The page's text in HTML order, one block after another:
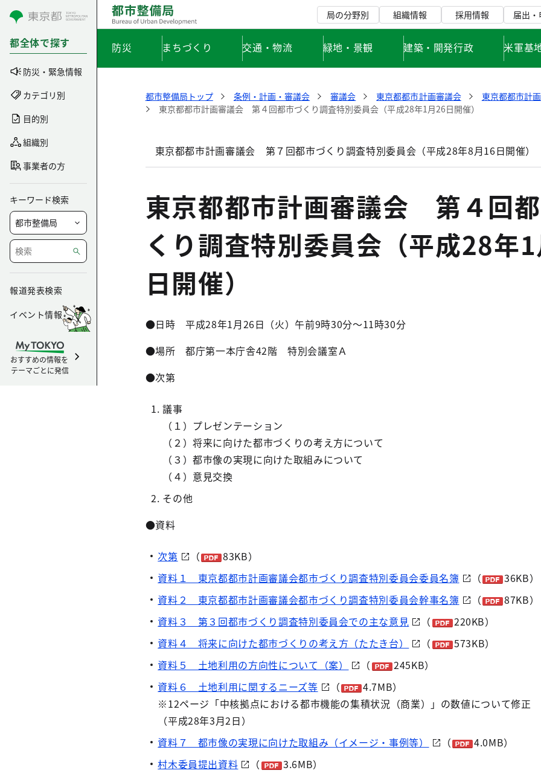
コンテンツにスキップ
都全体で探す
防災・緊急情報
カテゴリ別
目的別
組織別
事業者の方
キーワード検索
報道発表検索
イベント情報
おすすめの情報を
テーマごとに発信
局の分野別 組織情報 採用情報 届出
防災 まちづくり 交通・物流 緑地・景観 建築・開発行政 米軍基
都市整備局トップ 条例・計画・審議会 審議会 東京都都市計画審議会
東京都都市計
東京都都市計画審議会 第４回都市づくり調査特別委員会（平成28年1月26日開催）
東京都都市計画審議会 第７回都市づくり調査特別委員会（平成28年8月16日開催）
東京都都市計画審議会 第４回
くり調査特別委員会（平成28年
日開催）
●日時 平成28年1月26日（火）午前9時30分～11時30分
●場所 都庁第一本庁舎42階 特別会議室Ａ
●次第
議事
（１）プレゼンテーション
（２）将来に向けた都市づくりの考え方について
（３）都市像の実現に向けた取組みについて
（４）意見交換
その他
●資料
次第 （
83KB）
資料１ 東京都都市計画審議会都市づくり調査特別委員会委員名簿
（
36KB）
資料２ 東京都都市計画審議会都市づくり調査特別委員会幹事名簿
（
87KB）
資料３ 第３回都市づくり調査特別委員会での主な意見
（
220KB）
資料４ 将来に向けた都市づくりの考え方（たたき台）
（
573KB）
資料５ 土地利用の方向性について（案）
（
245KB）
資料６ 土地利用に関するニーズ等
（
4.7MB）
※12ページ「中核拠点における都市機能の集積状況（商業）」の数値について修正
（平成28年3月2日）
資料７ 都市像の実現に向けた取組み（イメージ・事例等）
（
4.0MB）
村木委員提出資料
（
3.6MB）